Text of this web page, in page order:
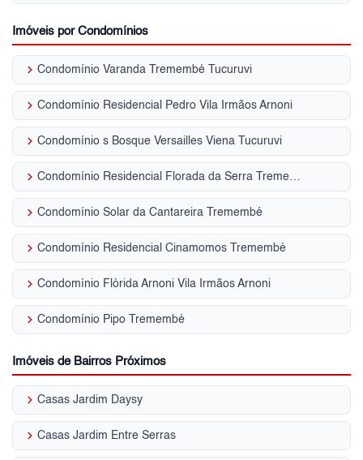
Imóveis por Condomínios
keyboard_arrow_right Condomínio Varanda Tremembé Tucuruvi
keyboard_arrow_right Condomínio Residencial Pedro Vila Irmãos Arnoni
keyboard_arrow_right Condomínio s Bosque Versailles Viena Tucuruvi
keyboard_arrow_right Condomínio Residencial Florada da Serra Tremembé
keyboard_arrow_right Condomínio Solar da Cantareira Tremembé
keyboard_arrow_right Condomínio Residencial Cinamomos Tremembé
keyboard_arrow_right Condomínio Flórida Arnoni Vila Irmãos Arnoni
keyboard_arrow_right Condomínio Pipo Tremembé
Imóveis de Bairros Próximos
keyboard_arrow_right Casas Jardim Daysy
keyboard_arrow_right Casas Jardim Entre Serras